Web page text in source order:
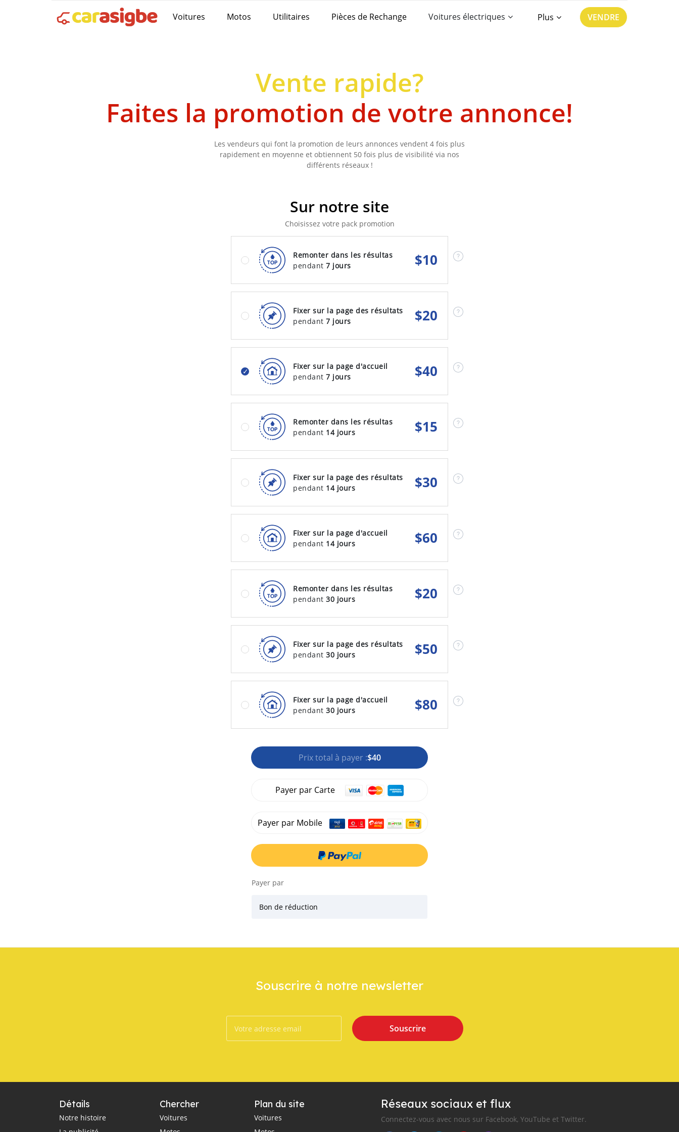
Voitures Motos Utilitaires Pièces de Rechange Voitures électriques Plus VENDRE
Vente rapide?
Faites la promotion de votre annonce!
Les vendeurs qui font la promotion de leurs annonces vendent 4 fois plus
rapidement en moyenne et obtiennent 50 fois plus de visibilité via nos
différents réseaux !
Sur notre site
Choisissez votre pack promotion
Remonter dans les résultas
pendant 7 jours $10
Fixer sur la page des résultats
pendant 7 jours $20
Fixer sur la page d'accueil
pendant 7 jours $40
Remonter dans les résultas
pendant 14 jours $15
Fixer sur la page des résultats
pendant 14 jours $30
Fixer sur la page d'accueil
pendant 14 jours $60
Remonter dans les résultas
pendant 30 jours $20
Fixer sur la page des résultats
pendant 30 jours $50
Fixer sur la page d'accueil
pendant 30 jours $80
Prix total à payer :$40
Payer par Carte
Payer par Mobile
Payer par
Bon de réduction
Souscrire à notre newsletter
Souscrire
Détails
Notre histoire
Chercher
Voitures
Plan du site
Voitures
Réseaux sociaux et flux
Connectez-vous avec nous sur Facebook, YouTube et Twitter.